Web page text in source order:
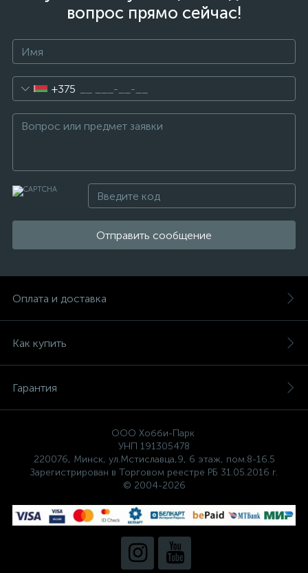
вопрос прямо сейчас!
+375
Отправить сообщение
Оплата и доставка
Как купить
Гарантия
ООО Хобби-Парк
УНП 191305478
220076, Минск, ул.Мстиславца,9, 6 этаж, пом.8-16.5
Зарегистрирован в Торговом реестре РБ 31.05.2016 г.
© 2004-2026